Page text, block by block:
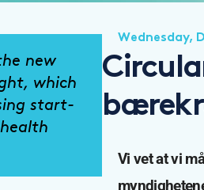
new
which
start-
Wednesday,
Vi vet at vi